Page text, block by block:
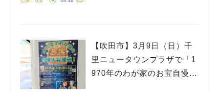
【吹田市】3月9日（日）千
里ニュータウンプラザで「1
970年のわが家のお宝自慢大